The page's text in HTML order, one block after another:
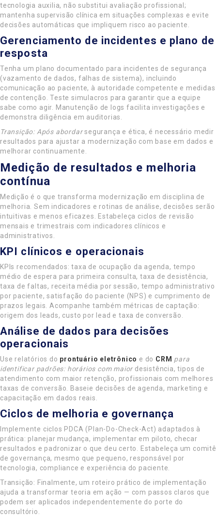
tecnologia auxilia, não substitui avaliação profissional;
mantenha supervisão clínica em situações complexas e evite
decisões automáticas que impliquem risco ao paciente.
Gerenciamento de incidentes e plano de
resposta
Tenha um plano documentado para incidentes de segurança
(vazamento de dados, falhas de sistema), incluindo
comunicação ao paciente, à autoridade competente e medidas
de contenção. Teste simulacros para garantir que a equipe
sabe como agir. Manutenção de logs facilita investigações e
demonstra diligência em auditorias.
Transição: Após abordarsegurança e ética, é necessário medir
resultados para ajustar a modernização com base em dados e
melhorar continuamente.
Medição de resultados e melhoria
contínua
Medição é o que transforma modernização em disciplina de
melhoria. Sem indicadores e rotinas de análise, decisões serão
intuitivas e menos eficazes. Estabeleça ciclos de revisão
mensais e trimestrais com indicadores clínicos e
administrativos.
KPI clínicos e operacionais
KPIs recomendados: taxa de ocupação da agenda, tempo
médio de espera para primeira consulta, taxa de desistência,
taxa de faltas, receita média por sessão, tempo administrativo
por paciente, satisfação do paciente (NPS) e cumprimento de
prazos legais. Acompanhe também métricas de captação:
origem dos leads, custo por lead e taxa de conversão.
Análise de dados para decisões
operacionais
Use relatórios do prontuário eletrônico e do CRM para
identificar padrões: horários com maior desistência, tipos de
atendimento com maior retenção, profissionais com melhores
taxas de conversão. Baseie decisões de agenda, marketing e
capacitação em dados reais.
Ciclos de melhoria e governança
Implemente ciclos PDCA (Plan-Do-Check-Act) adaptados à
prática: planejar mudança, implementar em piloto, checar
resultados e padronizar o que deu certo. Estabeleça um comitê
de governança, mesmo que pequeno, responsável por
tecnologia, compliance e experiência do paciente.
Transição: Finalmente, um roteiro prático de implementação
ajuda a transformar teoria em ação — com passos claros que
podem ser aplicados independentemente do porte do
consultório.